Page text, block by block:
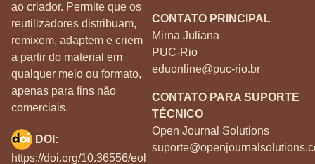
ao criador. Permite que os
reutilizadores distribuam,
remixem, adaptem e criem
a partir do material em
qualquer meio ou formato,
apenas para fins não
comerciais.
CONTATO PRINCIPAL
Mirna Juliana
PUC-Rio
eduonline@puc-rio.br
CONTATO PARA SUPORTE
TÉCNICO
Open Journal Solutions
DOI:
https://doi.org/10.36556/eol